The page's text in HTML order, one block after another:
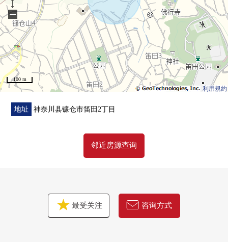
利用規約
100 m
−
地址 神奈川县镰仓市笛田2丁目
邻近房源查询
最受关注 咨询方式